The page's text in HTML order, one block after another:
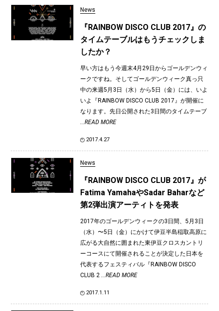
News
『RAINBOW DISCO CLUB 2017』の
タイムテーブルはもうチェックしま
したか？
早い方はもう今週末4月29日からゴールデンウィ
ークですね。そしてゴールデンウィーク真っ只
中の来週5月3日（水）から5日（金）には、いよ
いよ『RAINBOW DISCO CLUB 2017』が開催に
なります。先日公開された3日間のタイムテーブ
...READ MORE
2017.4.27
News
『RAINBOW DISCO CLUB 2017』が
Fatima YamahaやSadar Baharなど
第2弾出演アーティトを発表
2017年のゴールデンウィークの3日間、5月3日
（水）〜5日（金）にかけて伊豆半島稲取高原に
広がる大自然に囲まれた東伊豆クロスカントリ
ーコースにて開催されることが決定した日本を
代表するフェスティバル『RAINBOW DISCO
CLUB 2
...READ MORE
2017.1.11